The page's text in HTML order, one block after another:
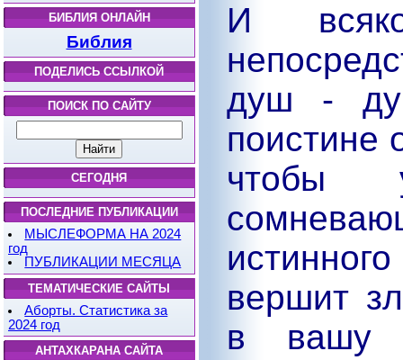
БИБЛИЯ ОНЛАЙН
Библия
ПОДЕЛИСЬ ССЫЛКОЙ
ПОИСК ПО САЙТУ
СЕГОДНЯ
ПОСЛЕДНИЕ ПУБЛИКАЦИИ
МЫСЛЕФОРМА НА 2024
год
ПУБЛИКАЦИИ МЕСЯЦА
ТЕМАТИЧЕСКИЕ САЙТЫ
Аборты. Статистика за
2024 год
АНТАХКАРАНА САЙТА
И
душ -
поистине
чтобы
вершит
в вашу